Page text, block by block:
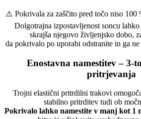
⚠️ Pokrivala za zaščito pred točo niso 100
Dolgotrajna izpostavljenost soncu
skrajša njegovo življenjsko dobo,
da pokrivalo po uporabi odstranite in ga
Enostavna namestitev – 3-
pritrjevanja
Trojni elastični pritrdilni trakovi
stabilno pritrditev tudi ob
Pokrivalo lahko namestite v manj kot 1